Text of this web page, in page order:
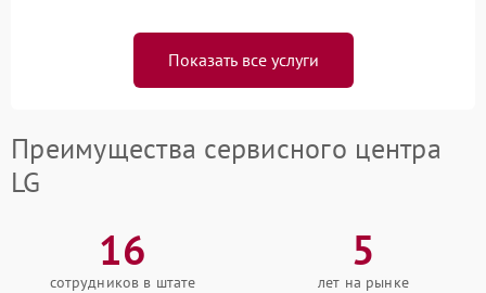
Показать все услуги
Преимущества сервисного центра
LG
16
сотрудников в штате
5
лет на рынке